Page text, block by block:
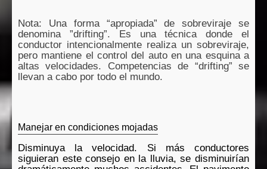
Nota: Una forma “apropiada” de sobreviraje se
denomina ”drifting”. Es una técnica donde el
conductor intencionalmente realiza un sobreviraje,
pero mantiene el control del auto en una esquina a
altas velocidades. Competencias de “drifting” se
llevan a cabo por todo el mundo.
Manejar en condiciones mojadas
Disminuya la velocidad. Si más conductores
siguieran este consejo en la lluvia, se disminuirían